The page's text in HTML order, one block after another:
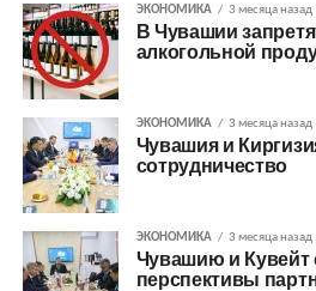
ЭКОНОМИКА 3 месяца назад
В Чувашии
алкогольной
ЭКОНОМИКА 3 месяца назад
Чувашия и
сотрудничество
ЭКОНОМИКА 3 месяца назад
Чувашию и Кувейт
перспективы